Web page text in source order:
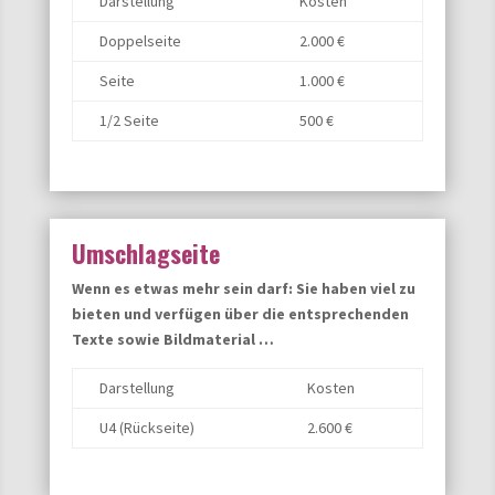
Doppelseite
2.000 €
Seite
1.000 €
1/2 Seite
500 €
Umschlagseite
Wenn es etwas mehr sein darf: Sie haben viel zu
bieten und verfügen über die entsprechenden
Texte sowie Bildmaterial …
Darstellung
Kosten
U4 (Rückseite)
2.600 €